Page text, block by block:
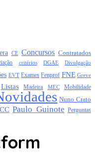
CE Concursos Contratados
critérios DGAE Divulgação
EVT Exames Fenprof FNE Greve
Listas Madeira MEC Mobilidade
Nuno Crato
Paulo Guinote Perguntas